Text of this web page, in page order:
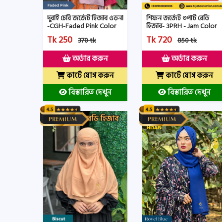
দুবাই চেরি জর্জেট হিজাব ওড়না
-CGH-Faded Pink Color
Tk 250 370 tk
অর্ডার করুন
কার্টে যোগ করুন
বিস্তারিত দেখুন
শিফন জর্জেট ৩পার্ট রেডি
হিজাব- 3PRH - Jam Color
Tk 720 850 tk
অর্ডার করুন
কার্টে যোগ করুন
বিস্তারিত দেখুন